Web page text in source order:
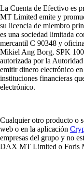
La Cuenta de Efectivo es
MT Limited emite y
su licencia de miembro
es una sociedad limitada
mercantil C 90348 y
Mikiel Ang Borg, SPK
autorizada por la
emitir dinero electrónico
instituciones financieras
electrónico.
Cualquier otro producto o
web o en la aplicación
empresas del grupo y no
DAX MT Limited o Foris